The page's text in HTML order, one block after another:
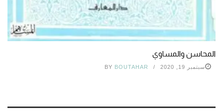
المحاسن والمساوي
سبتمبر 19, 2020 BY BOUTAHAR